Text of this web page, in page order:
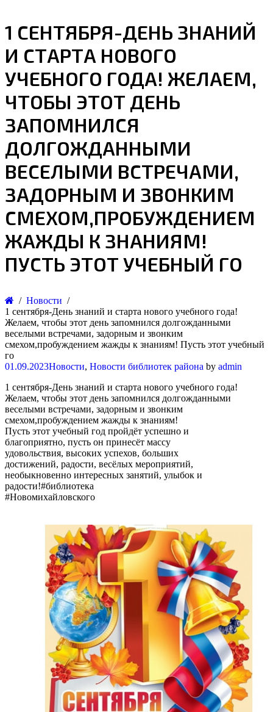
1 СЕНТЯБРЯ-ДЕНЬ ЗНАНИЙ
И СТАРТА НОВОГО
УЧЕБНОГО ГОДА! ЖЕЛАЕМ,
ЧТОБЫ ЭТОТ ДЕНЬ
ЗАПОМНИЛСЯ
ДОЛГОЖДАННЫМИ
ВЕСЕЛЫМИ ВСТРЕЧАМИ,
ЗАДОРНЫМ И ЗВОНКИМ
СМЕХОМ,ПРОБУЖДЕНИЕМ
ЖАЖДЫ К ЗНАНИЯМ!
ПУСТЬ ЭТОТ УЧЕБНЫЙ ГО
Новости
1 сентября-День знаний и старта нового учебного года!
Желаем, чтобы этот день запомнился долгожданными
веселыми встречами, задорным и звонким
смехом,пробуждением жажды к знаниям! Пусть этот учебный
го
01.09.2023Новости, Новости библиотек района by admin
1 сентября-День знаний и старта нового учебного года!
Желаем, чтобы этот день запомнился долгожданными
веселыми встречами, задорным и звонким
смехом,пробуждением жажды к знаниям!
Пусть этот учебный год пройдёт успешно и
благоприятно, пусть он принесёт массу
удовольствия, высоких успехов, больших
достижений, радости, весёлых мероприятий,
необыкновенно интересных занятий, улыбок и
радости!#библиотека
#Новомихайловского